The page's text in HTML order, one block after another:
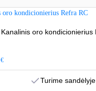
Kanalinis oro kondicionierius
€
Turime sandėlyje